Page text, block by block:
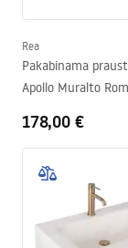
Rea
Pakabinama
Apollo Muralto
178,00 €